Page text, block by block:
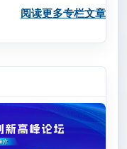
阅读更多专栏文章